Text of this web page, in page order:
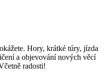
Hory, krátké túry, jízda
a objevování nových věcí
radosti!